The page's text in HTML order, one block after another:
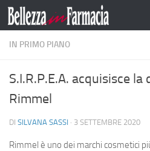
Salta al contenuto
IN PRIMO PIANO
S.I.R.P.E.A. acquisisce
Rimmel
DI SILVANA SASSI · 3 SETTEMBRE 2020
Rimmel è uno dei marchi cosmetici